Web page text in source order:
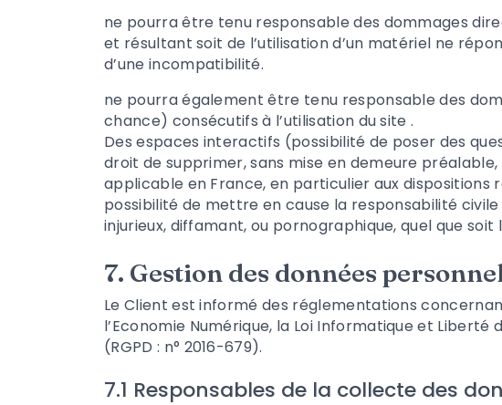
ne pourra être tenu responsable des dommages
et résultant soit de l’utilisation d’un matériel ne
d’une incompatibilité.
ne pourra également être tenu responsable des
chance) consécutifs à l’utilisation du site.
Des espaces interactifs (possibilité de poser des
droit de supprimer, sans mise en demeure
applicable en France, en particulier aux
possibilité de mettre en cause la responsabilité
injurieux, diffamant, ou pornographique, quel que
7. Gestion des données
Le Client est informé des réglementations
l’Economie Numérique, la Loi Informatique et
(RGPD : n° 2016-679).
7.1 Responsables de la collecte des